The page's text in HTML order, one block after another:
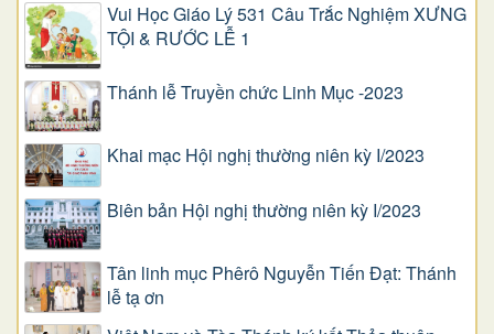
Vui Học Giáo Lý 531 Câu Trắc Nghiệm XƯNG
TỘI & RƯỚC LỄ 1
Thánh lễ Truyền chức Linh Mục -2023
Khai mạc Hội nghị thường niên kỳ I/2023
Biên bản Hội nghị thường niên kỳ I/2023
Tân linh mục Phêrô Nguyễn Tiến Đạt: Thánh
lễ tạ ơn